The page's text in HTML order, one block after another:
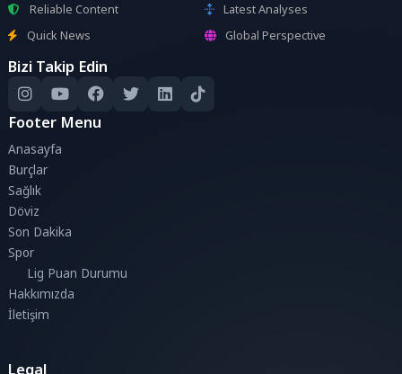
Reliable Content
Latest Analyses
Quick News
Global Perspective
Bizi Takip Edin
Footer Menu
Anasayfa
Burçlar
Sağlık
Döviz
Son Dakika
Spor
Lig Puan Durumu
Hakkımızda
İletişim
Legal